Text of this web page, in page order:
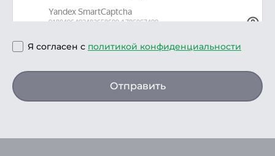
Я согласен с политикой конфиденциальности
Отправить